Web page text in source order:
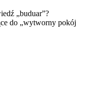
„buduar”?
do „wytworny pokój